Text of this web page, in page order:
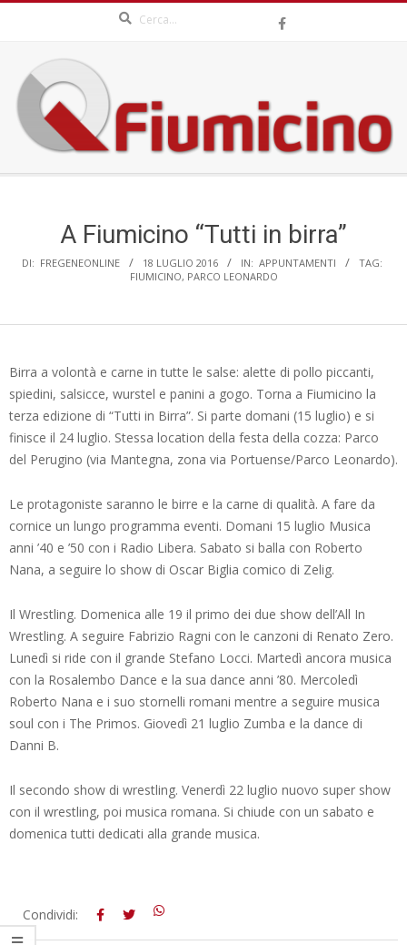
content
QFIUMICINO.COM
A Fiumicino “Tutti in birra”
DI: FREGENEONLINE 18 LUGLIO 2016 IN: APPUNTAMENTI
TAG:
FIUMICINO, PARCO LEONARDO
Birra a volontà e carne in tutte le salse: alette di pollo piccanti,
spiedini, salsicce, wurstel e panini a gogo. Torna a Fiumicino la
terza edizione di “Tutti in Birra”. Si parte domani (15 luglio) e si
finisce il 24 luglio. Stessa location della festa della cozza: Parco
del Perugino (via Mantegna, zona via Portuense/Parco Leonardo).
Le protagoniste saranno le birre e la carne di qualità. A fare da
cornice un lungo programma eventi. Domani 15 luglio Musica
anni ’40 e ’50 con i Radio Libera. Sabato si balla con Roberto
Nana, a seguire lo show di Oscar Biglia comico di Zelig.
Il Wrestling. Domenica alle 19 il primo dei due show dell’All In
Wrestling. A seguire Fabrizio Ragni con le canzoni di Renato Zero.
Lunedì si ride con il grande Stefano Locci. Martedì ancora musica
con la Rosalembo Dance e la sua dance anni ’80. Mercoledì
Roberto Nana e i suo stornelli romani mentre a seguire musica
soul con i The Primos. Giovedì 21 luglio Zumba e la dance di
Danni B.
Il secondo show di wrestling. Venerdì 22 luglio nuovo super show
con il wrestling, poi musica romana. Si chiude con un sabato e
domenica tutti dedicati alla grande musica.
2016-
07-
Condividi: